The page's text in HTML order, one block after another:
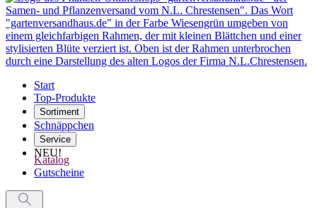
Start
Top-Produkte
Sortiment
Schnäppchen
Service
NEU!
Katalog
Gutscheine